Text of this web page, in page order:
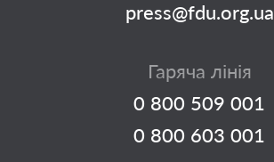
press@fdu.org.ua
Гаряча лінія
0 800 509 001
0 800 603 001